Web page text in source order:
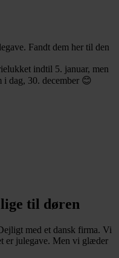
Fandt dem her til den
indtil 5. januar, men
i dag, 30. december 😊
til døren
med et dansk firma. Vi
er julegave. Men vi glæder